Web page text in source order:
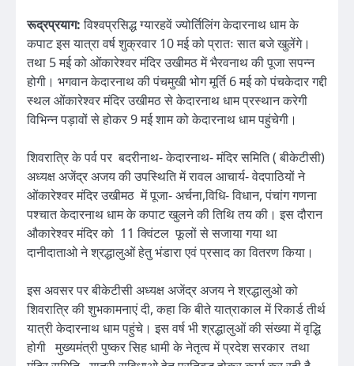
रूद्रप्रयाग:विश्वप्रसिद्ध ग्यारहवें ज्योर्तिलिंग केदारनाथ धाम के
कपाट इस यात्रा वर्ष शुक्रवार 10 मई को प्रातः सात बजे खुलेंगे।
तथा 5 मई को ओंकारेश्वर मंदिर उखीमठ में भैरवनाथ की पूजा सपन्न
होगी। भगवान केदारनाथ की पंचमुखी भोग मूर्ति 6 मई को पंचकेदार गद्दी
स्थल ओंकारेश्वर मंदिर उखीमठ से केदारनाथ धाम प्रस्थान करेगी
विभिन्न पड़ावों से होकर 9 मई शाम को केदारनाथ धाम पहुंचेगी।
शिवरात्रि के पर्व पर बदरीनाथ- केदारनाथ- मंदिर समिति ( बीकेटीसी)
अध्यक्ष अजेंद्र अजय की उपस्थिति में रावल आचार्य- वेदपाठियों ने
ओंकारेश्वर मंदिर उखीमठ में पूजा- अर्चना,विधि- विधान, पंचांग गणना
पश्चात केदारनाथ धाम के कपाट खुलने की तिथि तय की। इस दौरान
औकारेश्वर मंदिर को 11 क्विंटल फूलों से सजाया गया था
दानीदाताओ ने श्रद्धालुओं हेतु भंडारा एवं प्रसाद का वितरण किया।
इस अवसर पर बीकेटीसी अध्यक्ष अजेंद्र अजय ने श्रद्धालुओ को
शिवरात्रि की शुभकामनाएं दी, कहा कि बीते यात्राकाल में रिकार्ड तीर्थ
यात्री केदारनाथ धाम पहुंचे। इस वर्ष भी श्रद्धालुओं की संख्या में वृद्धि
होगी मुख्यमंत्री पुष्कर सिह धामी के नेतृत्व में प्रदेश सरकार तथा